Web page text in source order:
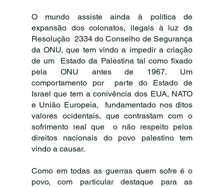
O mundo assiste ainda à política de
expansão dos colonatos, ilegais à luz da
Resolução  2334 do Conselho de Segurança
da ONU, que tem vindo a impedir a criação
de um  Estado da Palestina tal como fixado
pela ONU antes de 1967. Um
comportamento por  parte do Estado de
Israel que tem a conivência dos EUA, NATO
e União Europeia,  fundamentado nos ditos
valores ocidentais, que contrastam com o
sofrimento real que  o não respeito pelos
direitos nacionais do povo palestino tem
vindo a causar.
Como em todas as guerras quem sofre é o
povo, com particular destaque para as